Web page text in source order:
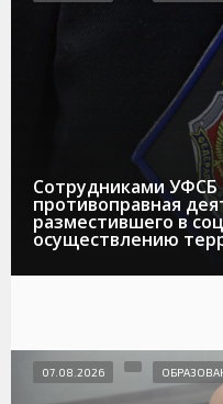
Сотрудниками УФСБ
противоправная
разместившего в
осуществлению
07.08.2026